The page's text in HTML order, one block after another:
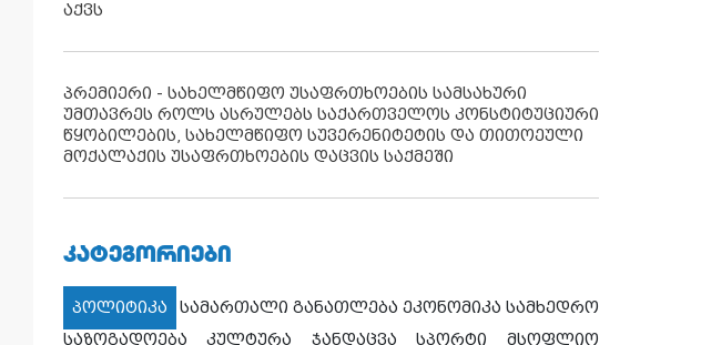
აქვს
პრემიერი - სახელმწიფო უსაფრთხოების სამსახური
უმთავრეს როლს ასრულებს საქართველოს კონსტიტუციური
წყობილების, სახელმწიფო სუვერენიტეტის და თითოეული
მოქალაქის უსაფრთხოების დაცვის საქმეში
ᲙᲐᲢᲔᲒᲝᲠᲘᲔᲑᲘ
პოლიტიკა სამართალი განათლება ეკონომიკა სამხედრო
საზოგადოება
კულტურა ჯანდაცვა სპორტი მსოფლიო